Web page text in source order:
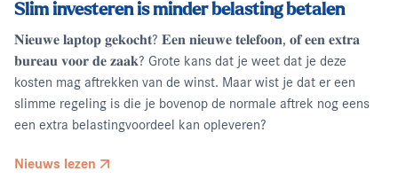
Slim investeren is minder belasting betalen
𝐍𝐢𝐞𝐮𝐰𝐞 𝐥𝐚𝐩𝐭𝐨𝐩 𝐠𝐞𝐤𝐨𝐜𝐡𝐭? 𝐄𝐞𝐧 𝐧𝐢𝐞𝐮𝐰𝐞 𝐭𝐞𝐥𝐞𝐟𝐨𝐨𝐧, 𝐨𝐟 𝐞𝐞𝐧 𝐞𝐱𝐭𝐫𝐚
𝐛𝐮𝐫𝐞𝐚𝐮 𝐯𝐨𝐨𝐫 𝐝𝐞 𝐳𝐚𝐚𝐤? Grote kans dat je weet dat je deze
kosten mag aftrekken van de winst. Maar wist je dat er een
slimme regeling is die je bovenop de normale aftrek nog eens
een extra belastingvoordeel kan opleveren?
Nieuws lezen